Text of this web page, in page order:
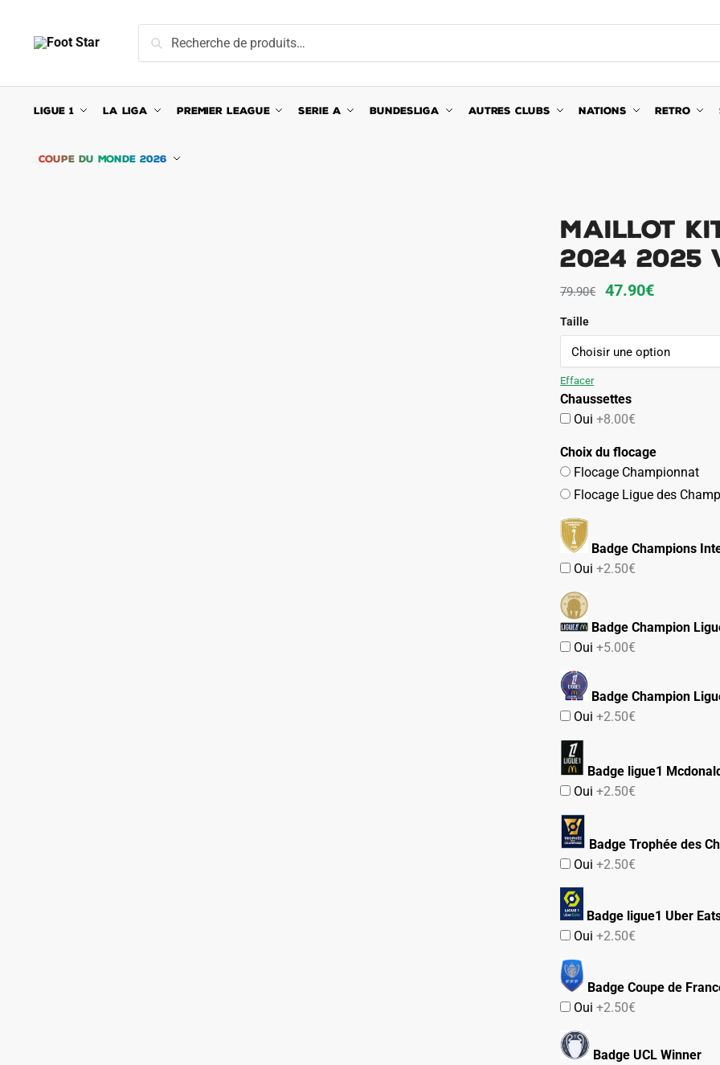
navigation
content
pour :
Recherche
LIGUE 1 LA LIGA PREMIER LEAGUE SERIE A BUNDESLIGA AUTRES CLUBS NATIONS RETRO
COUPE DU MONDE 2026
Maillot
2024
79.90€
Le
initial
était :
47.90€Le
actuel
est :
Taille
Effacer
Chaussettes
Oui+8.00€
Choix du flocage
Flocage Championnat
Flocage Ligue des
Badge Champions
Oui+2.50€
Badge Champion
Oui+5.00€
Badge Champion
Oui+2.50€
Badge ligue1
Oui+2.50€
Badge Trophée des
Oui+2.50€
Badge ligue1 Uber
Oui+2.50€
Badge Coupe de
Oui+2.50€
Badge UCL Winner